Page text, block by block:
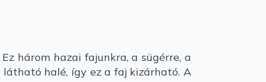
három hazai fajunkra, a sügérre, a
látható halé, így ez a faj kizárható. A